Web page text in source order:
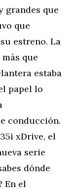
grandes que
que
estreno. La
que
estaba
papel lo
conducción.
xDrive, el
serie
dónde
En el